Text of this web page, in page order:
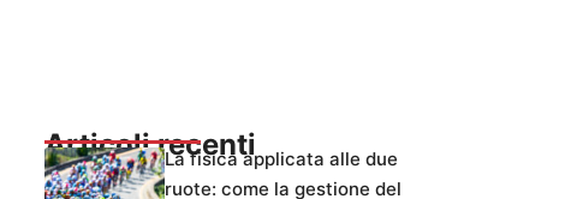
Articoli recentiLa fisica applicata alle due
ruote: come la gestione del